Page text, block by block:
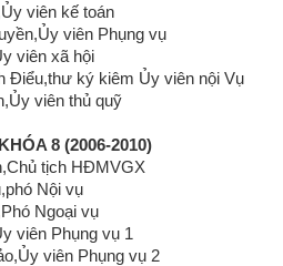
viên kế toán
viên Phụng vụ
viên xã hội
Điểu,thư ký kiêm Ủy viên nội Vụ
viên thủ quỹ
8 (2006-2010)
tịch HĐMVGX
Nội vụ
Ngoại vụ
viên Phụng vụ 1
viên Phụng vụ 2